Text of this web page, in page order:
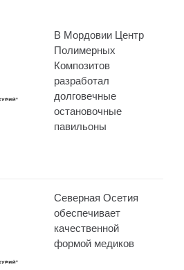
В Мордовии Центр
Полимерных
Композитов
разработал
долговечные
остановочные
павильоны
Северная Осетия
обеспечивает
качественной
формой медиков